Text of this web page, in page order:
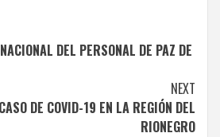
DEL PERSONAL DE PAZ DE
NEXT
DE COVID-19 EN LA REGIÓN DEL
RIONEGRO